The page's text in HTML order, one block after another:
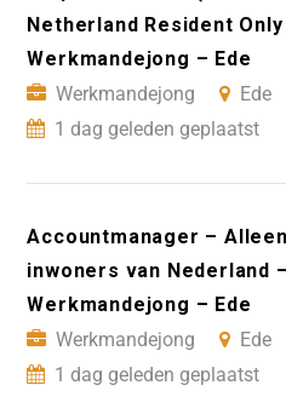
Netherland Resident Only
Werkmandejong – Ede
Werkmandejong
Ede
1 dag geleden geplaatst
Accountmanager –
inwoners van Nederland –
Werkmandejong – Ede
Werkmandejong
Ede
1 dag geleden geplaatst